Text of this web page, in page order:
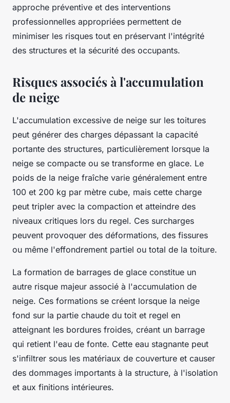
approche préventive et des interventions
professionnelles appropriées permettent de
minimiser les risques tout en préservant l'intégrité
des structures et la sécurité des occupants.
Risques associés à l'accumulation
de neige
L'accumulation excessive de neige sur les toitures
peut générer des charges dépassant la capacité
portante des structures, particulièrement lorsque la
neige se compacte ou se transforme en glace. Le
poids de la neige fraîche varie généralement entre
100 et 200 kg par mètre cube, mais cette charge
peut tripler avec la compaction et atteindre des
niveaux critiques lors du regel. Ces surcharges
peuvent provoquer des déformations, des fissures
ou même l'effondrement partiel ou total de la toiture.
La formation de barrages de glace constitue un
autre risque majeur associé à l'accumulation de
neige. Ces formations se créent lorsque la neige
fond sur la partie chaude du toit et regel en
atteignant les bordures froides, créant un barrage
qui retient l'eau de fonte. Cette eau stagnante peut
s'infiltrer sous les matériaux de couverture et causer
des dommages importants à la structure, à l'isolation
et aux finitions intérieures.